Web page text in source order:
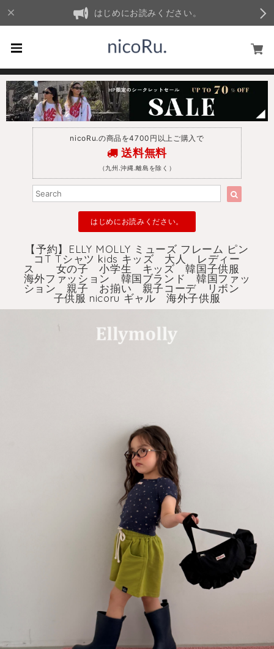
はじめにお読みください。
nicoRu.の商品を4700円以上ご購入で
送料無料
（九州.沖縄.離島を除く）
はじめにお読みください。
【予約】ELLY MOLLY ミューズ フレーム ピン
コT Tシャツ kids キッズ 大人 レディー
ス 女の子 小学生 キッズ 韓国子供服
海外ファッション 韓国ブランド 韓国ファッ
ション 親子 お揃い 親子コーデ リボン
子供服 nicoru ギャル 海外子供服